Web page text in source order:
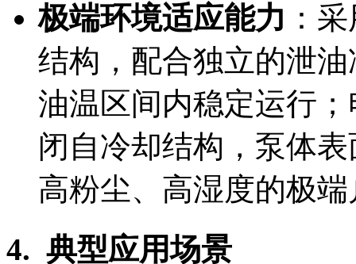
极端环境适应能力 ：
结构，配合独立的泄
油温区间内稳定运行
闭自冷却结构，泵体
高粉尘、高湿度的极
4. 典型应用场景